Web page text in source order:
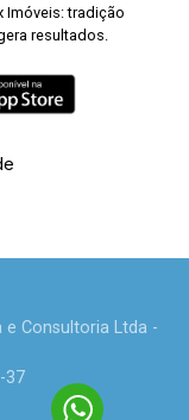
Imóveis: tradição
resultados.
Consultoria Ltda -
37